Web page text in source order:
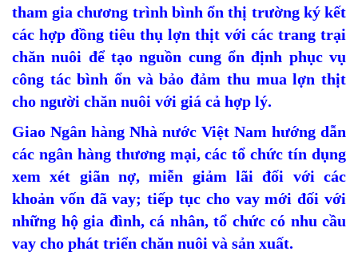
tham gia chương trình bình ổn thị trường ký kết
các hợp đồng tiêu thụ lợn thịt với các trang trại
chăn nuôi để tạo nguồn cung ổn định phục vụ
công tác bình ổn và bảo đảm thu mua lợn thịt
cho người chăn nuôi với giá cả hợp lý.
Giao Ngân hàng Nhà nước Việt Nam hướng dẫn
các ngân hàng thương mại, các tổ chức tín dụng
xem xét giãn nợ, miễn giảm lãi đối với các
khoản vốn đã vay; tiếp tục cho vay mới đối với
những hộ gia đình, cá nhân, tổ chức có nhu cầu
vay cho phát triển chăn nuôi và sản xuất.